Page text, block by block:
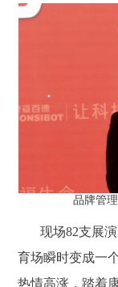
品牌管
现场82支展
育场瞬时变成一
热情高涨，踏着